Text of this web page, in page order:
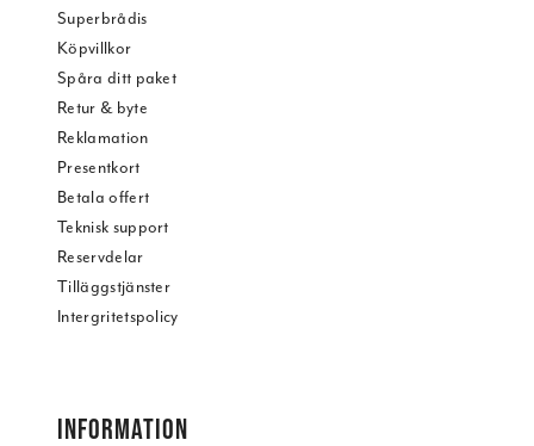
Superbrådis
Köpvillkor
Spåra ditt paket
Retur & byte
Reklamation
Presentkort
Betala offert
Teknisk support
Reservdelar
Tilläggstjänster
Intergritetspolicy
INFORMATION